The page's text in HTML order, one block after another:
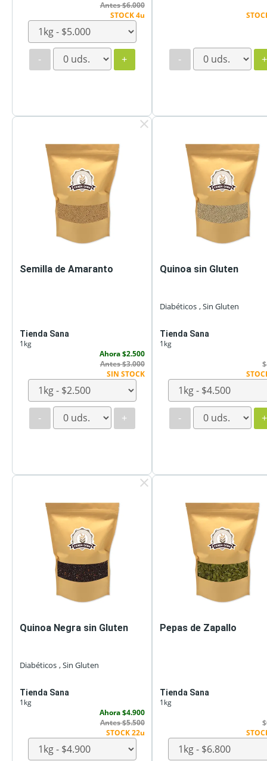
Antes $6.000
STOCK 4u
- + - +
clear
Semilla de Amaranto
Tienda Sana
1kg
Ahora $2.500
Antes $3.000
SIN STOCK
- +
Quinoa sin Gluten
Diabéticos , Sin Gluten
Tienda Sana
1kg
- +
clear
Quinoa Negra sin Gluten
Diabéticos , Sin Gluten
Tienda Sana
1kg
Ahora $4.900
Antes $5.500
STOCK 22u
Pepas de Zapallo
Tienda Sana
1kg